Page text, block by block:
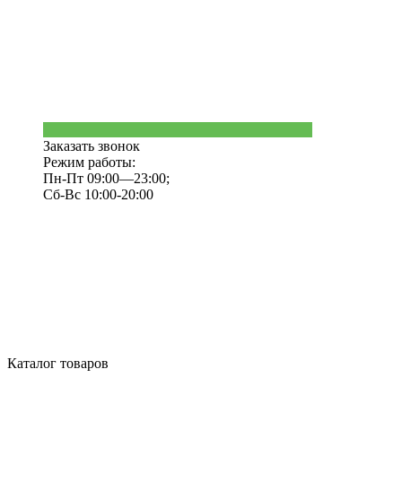
Заказать звонок
Режим работы:
Пн-Пт 09:00—23:00;
Сб-Вс 10:00-20:00
Каталог товаров